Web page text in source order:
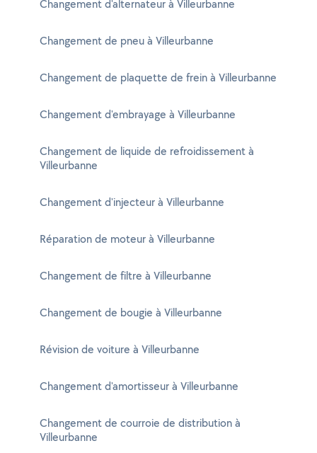
Changement d'alternateur à Villeurbanne
Changement de pneu à Villeurbanne
Changement de plaquette de frein à Villeurbanne
Changement d'embrayage à Villeurbanne
Changement de liquide de refroidissement à
Villeurbanne
Changement d'injecteur à Villeurbanne
Réparation de moteur à Villeurbanne
Changement de filtre à Villeurbanne
Changement de bougie à Villeurbanne
Révision de voiture à Villeurbanne
Changement d'amortisseur à Villeurbanne
Changement de courroie de distribution à
Villeurbanne